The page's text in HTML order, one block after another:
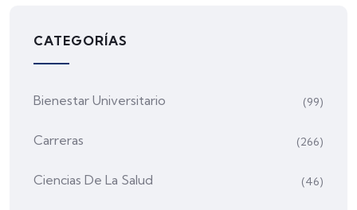
CATEGORÍAS
Bienestar Universitario (99)
Carreras (266)
Ciencias De La Salud (46)